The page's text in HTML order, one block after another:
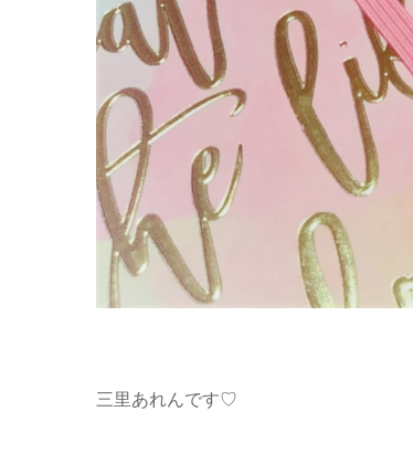
三里あれんです♡